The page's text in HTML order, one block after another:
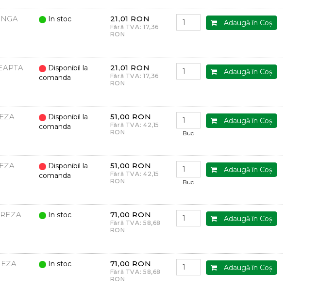
In stoc 21,01 RON
Fără TVA: 17,36
RON
Adaugă în Coş
Disponibil la
comanda
21,01 RON
Fără TVA: 17,36
RON
Adaugă în Coş
Disponibil la
comanda
51,00 RON
Fără TVA: 42,15
RON
Adaugă în Coş
Buc
Disponibil la
comanda
51,00 RON
Fără TVA: 42,15
RON
Adaugă în Coş
Buc
In stoc 71,00 RON
Fără TVA: 58,68
RON
Adaugă în Coş
In stoc 71,00 RON
Fără TVA: 58,68
RON
Adaugă în Coş